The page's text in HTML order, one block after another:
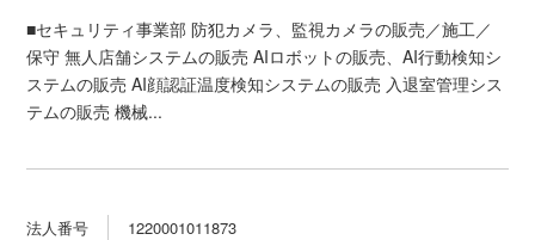
■セキュリティ事業部 防犯カメラ、監視カメラの販売／施工／
保守 無人店舗システムの販売 AIロボットの販売、AI行動検知シ
ステムの販売 AI顔認証温度検知システムの販売 入退室管理シス
テムの販売 機械...
法人番号 1220001011873